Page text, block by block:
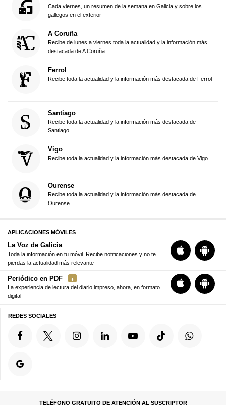
Cada viernes, un resumen de la semana en Galicia y sobre los
gallegos en el exterior
A Coruña
Recibe de lunes a viernes toda la actualidad y la información más
destacada de A Coruña
Ferrol
Recibe toda la actualidad y la información más destacada de Ferrol
Santiago
Recibe toda la actualidad y la información más destacada de
Santiago
Vigo
Recibe toda la actualidad y la información más destacada de Vigo
Ourense
Recibe toda la actualidad y la información más destacada de
Ourense
APLICACIONES MÓVILES
La Voz de Galicia
Toda la información en tu móvil. Recibe notificaciones y no te
pierdas la actualidad más relevante
Periódico en PDF
La experiencia de lectura del diario impreso, ahora, en formato
digital
REDES SOCIALES
TELÉFONO GRATUITO DE ATENCIÓN AL SUSCRIPTOR